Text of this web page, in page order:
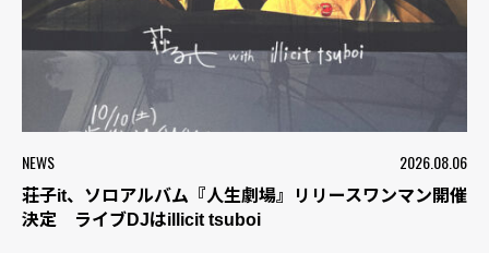
NEWS 2026.08.06
荘子it、ソロアルバム『人生劇場』リリースワンマン開催
決定 ライブDJはillicit tsuboi